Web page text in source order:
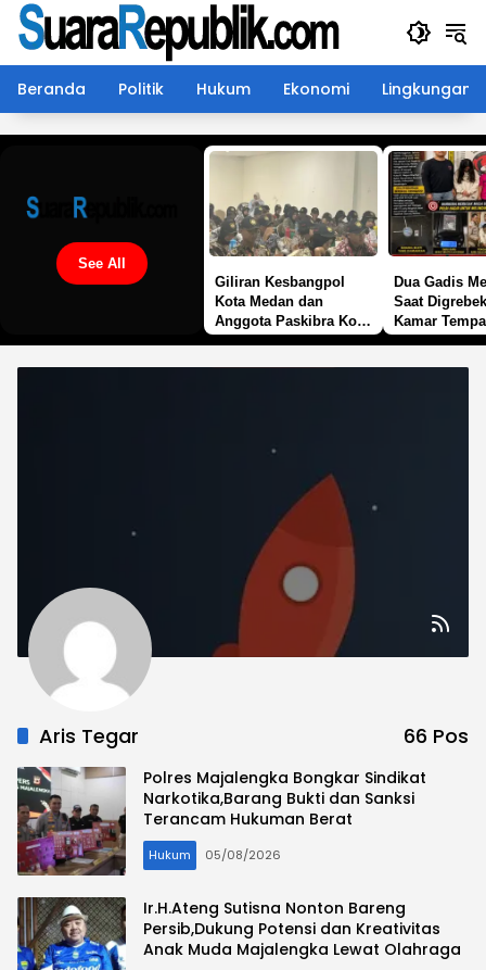
Langsung
konten
Beranda
Politik Hukum Ekonomi Lingkungan
See All
Giliran Kesbangpol
Kota Medan dan
Anggota Paskibra Kota
Dua Gadis
Saat
Kamar
Aris Tegar 66 Pos
Polres Majalengka Bongkar Sindikat
Narkotika,Barang Bukti dan Sanksi
Terancam Hukuman Berat
Hukum 05/08/2026
Ir.H.Ateng Sutisna Nonton Bareng
Persib,Dukung Potensi dan Kreativitas
Anak Muda Majalengka Lewat Olahraga